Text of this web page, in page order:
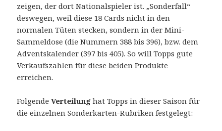
zeigen, der dort Nationalspieler ist. „Sonderfall“
deswegen, weil diese 18 Cards nicht in den
normalen Tüten stecken, sondern in der Mini-
Sammeldose (die Nummern 388 bis 396), bzw. dem
Adventskalender (397 bis 405). So will Topps gute
Verkaufszahlen für diese beiden Produkte
erreichen.
FolgendeVerteilung hat Topps in dieser Saison für
die einzelnen Sonderkarten-Rubriken festgelegt: